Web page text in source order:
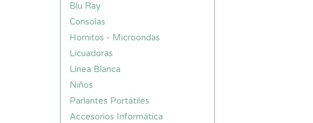
Blu Ray
Consolas
Hornitos - Microondas
Licuadoras
Línea Blanca
Niños
Parlantes Portátiles
Accesorios Informática